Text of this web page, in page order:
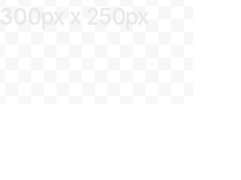
300px x 250px